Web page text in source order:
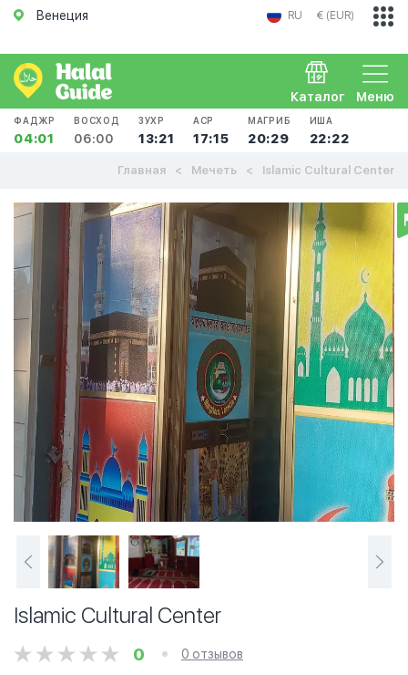
Венеция RU € (EUR)
Меню
Каталог
ФАДЖР
04:01
ВОСХОД
06:00
ЗУХР
13:21
АСР
17:15
МАГРИБ
20:29
ИША
22:22
Главная Мечеть Islamic Cultural Center
Islamic Cultural Center
0 0 отзывов